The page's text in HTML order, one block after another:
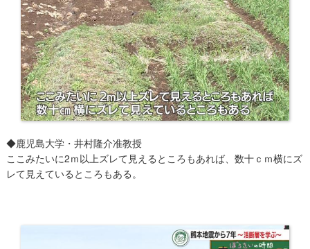
​◆鹿児島大学・井村隆介准教授
ここみたいに2ｍ以上ズレて見えるところもあれば、数十ｃｍ横にズ
レて見えているところもある。